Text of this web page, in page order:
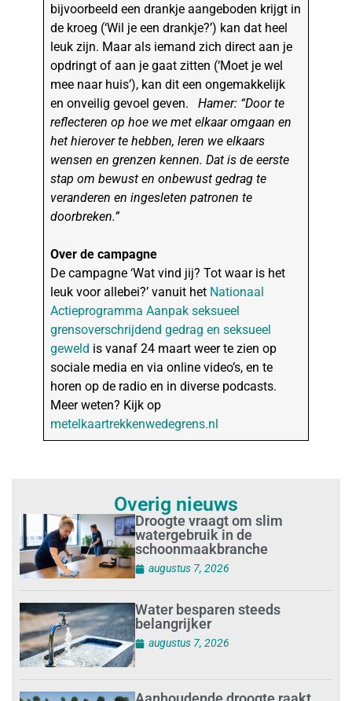
bijvoorbeeld een drankje aangeboden krijgt in
de kroeg (‘Wil je een drankje?’) kan dat heel
leuk zijn. Maar als iemand zich direct aan je
opdringt of aan je gaat zitten (‘Moet je wel
mee naar huis’), kan dit een ongemakkelijk
en onveilig gevoel geven.Hamer: “Door te
reflecteren op hoe we met elkaar omgaan en
het hierover te hebben, leren we elkaars
wensen en grenzen kennen. Dat is de eerste
stap om bewust en onbewust gedrag te
veranderen en ingesleten patronen te
doorbreken.”
Over de campagne
De campagne ‘Wat vind jij? Tot waar is het
leuk voor allebei?’ vanuit het Nationaal
Actieprogramma Aanpak seksueel
grensoverschrijdend gedrag en seksueel
geweld is vanaf 24 maart weer te zien op
sociale media en via online video’s, en te
horen op de radio en in diverse podcasts.
Meer weten? Kijk op
metelkaartrekkenwedegrens.nl
Overig nieuws
Droogte vraagt om slim
watergebruik in de
schoonmaakbranche
augustus 7, 2026
Water besparen steeds
belangrijker
augustus 7, 2026